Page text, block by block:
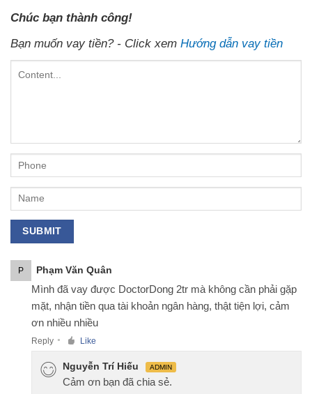
Chúc bạn thành công!
Bạn muốn vay tiền? - Click xem Hướng dẫn vay tiền
P Phạm Văn Quân
Mình đã vay được DoctorDong 2tr mà không cần phải gặp
mặt, nhận tiền qua tài khoản ngân hàng, thật tiện lợi, cảm
ơn nhiều nhiều
Reply ● Like
Nguyễn Trí Hiếu ADMIN
Cảm ơn bạn đã chia sẻ.